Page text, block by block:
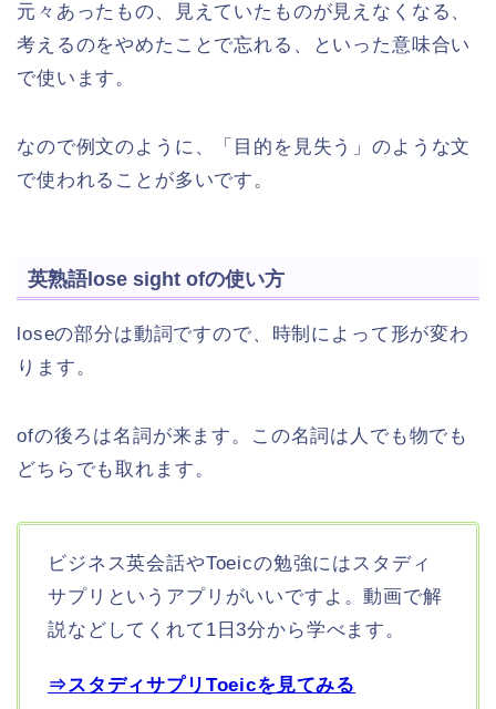
元々あったもの、見えていたものが見えなくなる、
考えるのをやめたことで忘れる、といった意味合い
で使います。
なので例文のように、「目的を見失う」のような文
で使われることが多いです。
英熟語lose sight ofの使い方
loseの部分は動詞ですので、時制によって形が変わ
ります。
ofの後ろは名詞が来ます。この名詞は人でも物でも
どちらでも取れます。
ビジネス英会話やToeicの勉強にはスタディ
サプリというアプリがいいですよ。動画で解
説などしてくれて1日3分から学べます。
⇒スタディサプリToeicを見てみる